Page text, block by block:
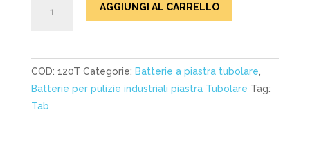
Batterie
DEEP
CYCLE
120T
AGGIUNGI AL CARRELLO
COD: 120T Categorie: Batterie a piastra tubolare
Batterie per pulizie industriali piastra Tubolare Tag:
Tab